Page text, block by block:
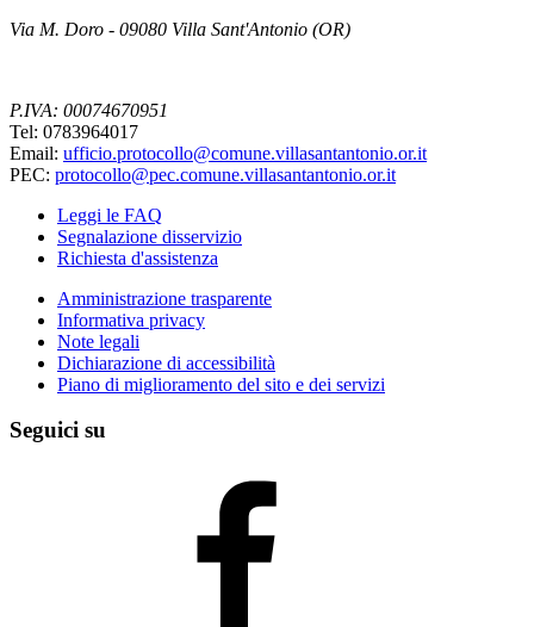
Via M. Doro - 09080 Villa Sant'Antonio (OR)
P.IVA: 00074670951
Tel: 0783964017
Email: ufficio.protocollo@comune.villasantantonio.or.it
PEC: protocollo@pec.comune.villasantantonio.or.it
Leggi le FAQ
Segnalazione disservizio
Richiesta d'assistenza
Amministrazione trasparente
Informativa privacy
Note legali
Dichiarazione di accessibilità
Piano di miglioramento del sito e dei servizi
Seguici su